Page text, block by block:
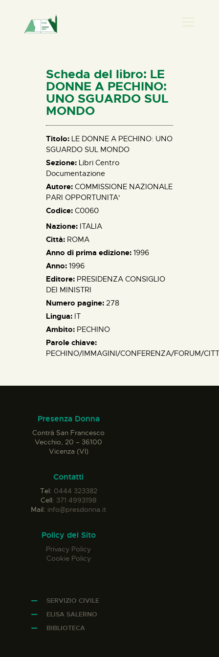
HOME
CHI SIAMO
NEWS
PERCORSI
ELISA SALERNO
CONTATTI
Scheda del libro: LE
DONNE A PECHINO:
UNO SGUARDO SUL
MONDO
Titolo: LE DONNE A PECHINO: UNO
SGUARDO SUL MONDO
Sezione: Libri Centro
Documentazione
Autore: COMMISSIONE NAZIONALE
PARI OPPORTUNITA'
Codice: C0060
Nazione: ITALIA
Città: ROMA
Anno di prima edizione: 1996
Anno: 1996
Editore: PRESIDENZA CONSIGLIO
DEI MINISTRI
Numero pagine: 278
Lingua: IT
Ambito: PECHINO
Parole chiave:
PECHINO/IMMAGINI/CONFERENZA/FORUM/
Presenza Donna
Contrà San Francesco
Vecchio, 20 – 36100
Vicenza (VI)
Contatti
Tel: 0444 323382
Cell: 371 4993198
Mail: info@presdonna.it
Policy del Sito
Privacy Policy
Cookie Policy
SERVIZIO CIVILE
ELISA SALERNO
BIBLIOTECA